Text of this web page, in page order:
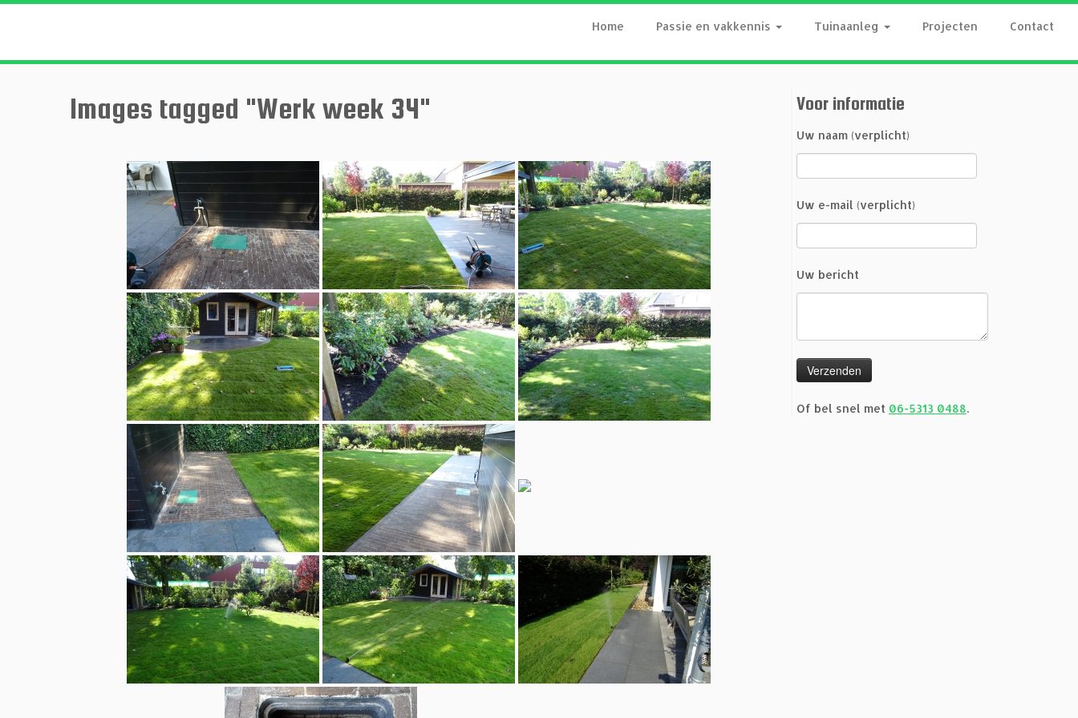
Ga
Home Passie en vakkennis Tuinaanleg Projecten Contact
Images tagged "Werk week 34" Voor informatie
Uw naam (verplicht)
Uw e-mail (verplicht)
Uw bericht
Of bel snel met 06-5313 0488.